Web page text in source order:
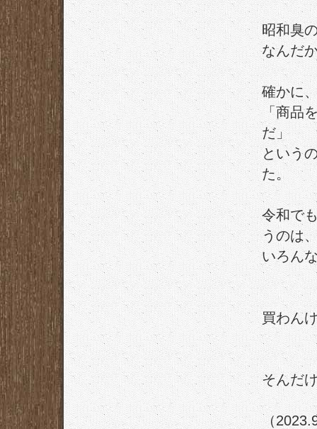
昭和臭
なんだ
確かに
「商品
だ」
という
た。
令和で
うのは
いろん
買わん
そんだ
（